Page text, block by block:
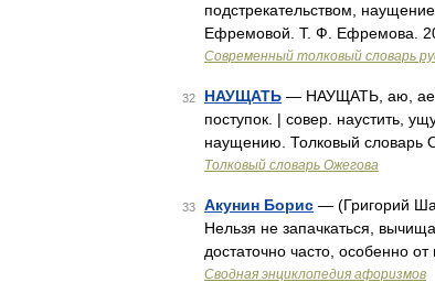
подстрекательством,
Ефремовой. Т. Ф. Ефремова.
Современный толковый словарь
32 НАУЩАТЬ — НАУЩАТЬ, аю,
поступок. | совер. наустить,
наущению. Толковый
Толковый словарь Ожегова
33 Акунин Борис — (Григорий
Нельзя не запачкаться,
достаточно часто, особенно
Сводная энциклопедия афоризмов